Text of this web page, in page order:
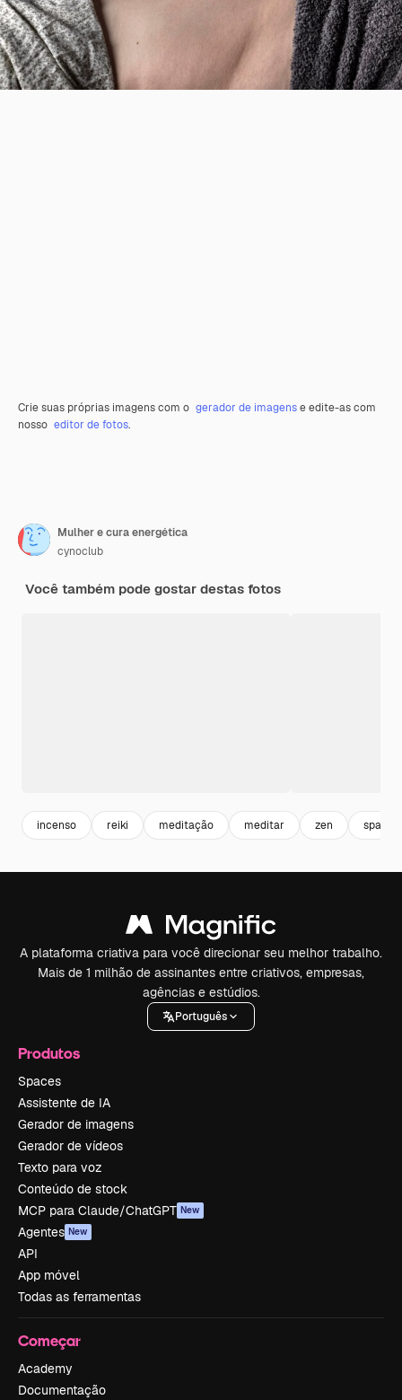
Crie suas próprias imagens com o gerador de imagense edite-as com
nosso editor de fotos.
Mulher e cura energética
cynoclub
Você também pode gostar destas fotos
incenso reiki meditação meditar zen spa
A plataforma criativa para você direcionar seu melhor trabalho.
Mais de 1 milhão de assinantes entre criativos, empresas,
agências e estúdios.
Português
Produtos
Spaces
Assistente de IA
Gerador de imagens
Gerador de vídeos
Texto para voz
Conteúdo de stock
MCP para Claude/ChatGPT New
Agentes New
API
App móvel
Todas as ferramentas
Começar
Academy
Documentação